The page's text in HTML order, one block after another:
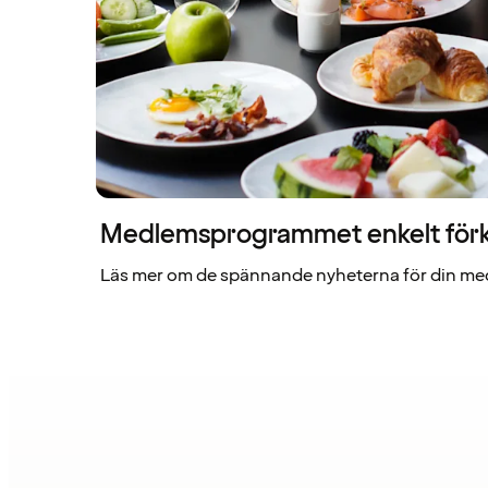
Medlemsprogrammet enkelt
Läs mer om de spännande nyheterna för din